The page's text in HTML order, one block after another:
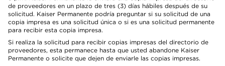
de proveedores en un plazo de tres (3) días hábiles después de su
solicitud. Kaiser Permanente podría preguntar si su solicitud de una
copia impresa es una solicitud única o si es una solicitud permanente
para recibir esta copia impresa.
Si realiza la solicitud para recibir copias impresas del directorio de
proveedores, esta permanece hasta que usted abandone Kaiser
Permanente o solicite que dejen de enviarle las copias impresas.